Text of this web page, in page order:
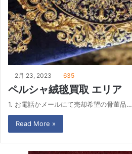
2月 23, 2023 635
ペルシャ絨毯買取 エリア
1. お電話かメールにて売却希望の骨董品…
Read More »